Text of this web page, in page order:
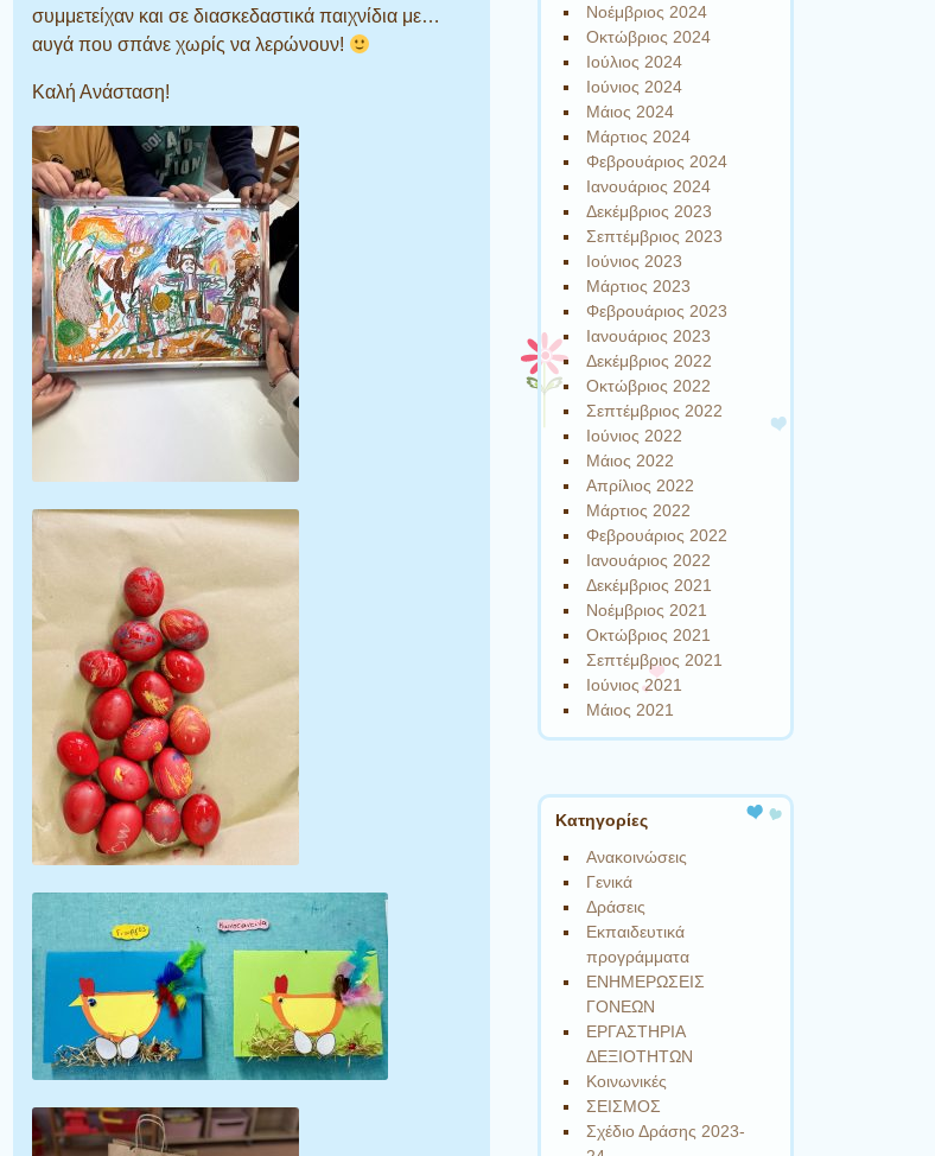
συμμετείχαν και σε διασκεδαστικά παιχνίδια με…
αυγά που σπάνε χωρίς να λερώνουν!
Καλή Ανάσταση!
Νοέμβριος 2024
Οκτώβριος 2024
Ιούλιος 2024
Ιούνιος 2024
Μάιος 2024
Μάρτιος 2024
Φεβρουάριος 2024
Ιανουάριος 2024
Δεκέμβριος 2023
Σεπτέμβριος 2023
Ιούνιος 2023
Μάρτιος 2023
Φεβρουάριος 2023
Ιανουάριος 2023
Δεκέμβριος 2022
Οκτώβριος 2022
Σεπτέμβριος 2022
Ιούνιος 2022
Μάιος 2022
Απρίλιος 2022
Μάρτιος 2022
Φεβρουάριος 2022
Ιανουάριος 2022
Δεκέμβριος 2021
Νοέμβριος 2021
Οκτώβριος 2021
Σεπτέμβριος 2021
Ιούνιος 2021
Μάιος 2021
Kατηγορίες
Ανακοινώσεις
Γενικά
Δράσεις
Εκπαιδευτικά
προγράμματα
ΕΝΗΜΕΡΩΣΕΙΣ
ΓΟΝΕΩΝ
ΕΡΓΑΣΤΗΡΙΑ
ΔΕΞΙΟΤΗΤΩΝ
Κοινωνικές
ΣΕΙΣΜΟΣ
Σχέδιο Δράσης 2023-